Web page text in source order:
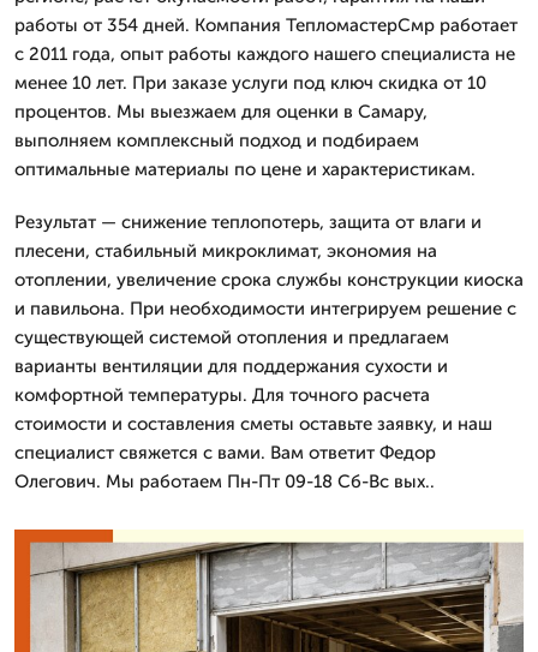
работы от 354 дней. Компания ТепломастерСмр работает
с 2011 года, опыт работы каждого нашего специалиста не
менее 10 лет. При заказе услуги под ключ скидка от 10
процентов. Мы выезжаем для оценки в Самару,
выполняем комплексный подход и подбираем
оптимальные материалы по цене и характеристикам.
Результат — снижение теплопотерь, защита от влаги и
плесени, стабильный микроклимат, экономия на
отоплении, увеличение срока службы конструкции киоска
и павильона. При необходимости интегрируем решение с
существующей системой отопления и предлагаем
варианты вентиляции для поддержания сухости и
комфортной температуры. Для точного расчета
стоимости и составления сметы оставьте заявку, и наш
специалист свяжется с вами. Вам ответит Федор
Олегович. Мы работаем Пн-Пт 09-18 Сб-Вс вых..